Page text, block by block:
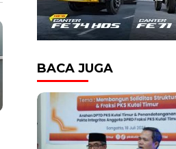
BACA JUGA